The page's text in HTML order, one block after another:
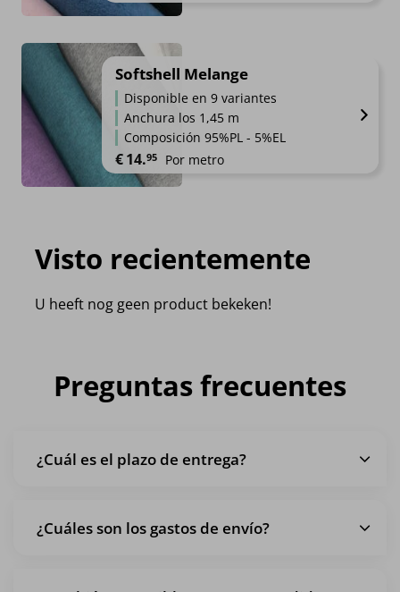
Softshell Melange
Disponible en 9 variantes
Anchura los 1,45 m
Composición 95%PL - 5%EL
€14.95 Por metro
Visto recientemente
U heeft nog geen product bekeken!
Preguntas frecuentes
¿Cuál es el plazo de entrega?
¿Cuáles son los gastos de envío?